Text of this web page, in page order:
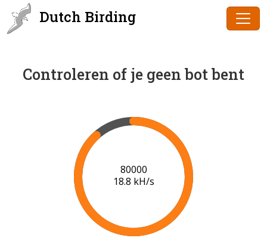
Dutch Birding
Controleren of je geen bot bent
82000
18.8 kH/s